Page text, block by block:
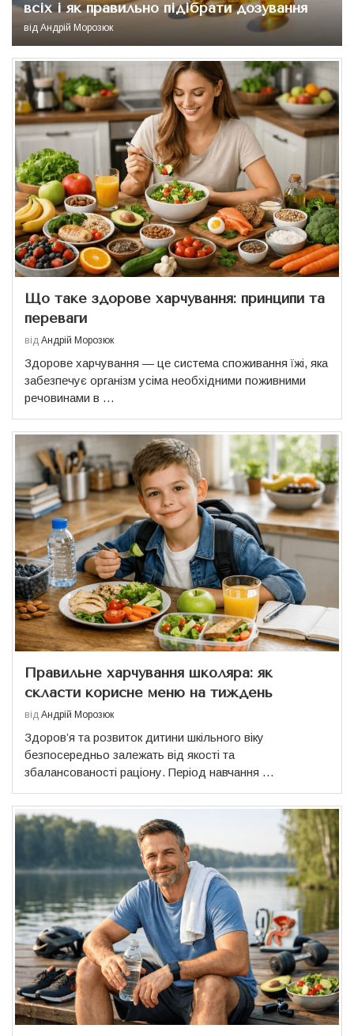
всіх і як правильно підібрати дозування
від Андрій Морозюк
Що таке здорове харчування: принципи та
переваги
від Андрій Морозюк
Здорове харчування — це система споживання їжі, яка
забезпечує організм усіма необхідними поживними
речовинами в …
Правильне харчування школяра: як
скласти корисне меню на тиждень
від Андрій Морозюк
Здоров’я та розвиток дитини шкільного віку
безпосередньо залежать від якості та
збалансованості раціону. Період навчання …